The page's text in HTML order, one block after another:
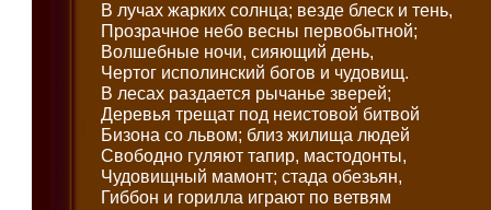
В лучах жарких солнца; везде блеск и тень,
Прозрачное небо весны первобытной;
Волшебные ночи, сияющий день,
Чертог исполинский богов и чудовищ.
В лесах раздается рычанье зверей;
Деревья трещат под неистовой битвой
Бизона со львом; близ жилища людей
Свободно гуляют тапир, мастодонты,
Чудовищный мамонт; стада обезьян,
Гиббон и горилла играют по ветвям